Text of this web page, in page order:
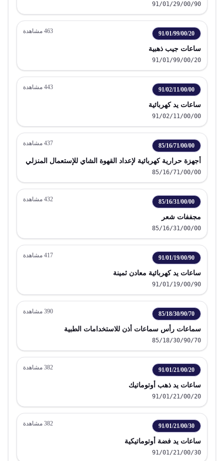
91/01/29/00/90
91/01/99/00/20
463 مشاهدة
ساعات جيب ذهبية
91/01/99/00/20
91/02/11/00/00
443 مشاهدة
ساعات يد كهربائية
91/02/11/00/00
85/16/71/00/00
437 مشاهدة
أجهزة حرارية كهربائية لإعداد القهوة الشاي للإستعمال المنزلي
85/16/71/00/00
85/16/31/00/00
432 مشاهدة
مجففات شعر
85/16/31/00/00
91/01/19/00/90
417 مشاهدة
ساعات يد كهربائية معادن ثمينة
91/01/19/00/90
85/18/30/90/70
390 مشاهدة
سماعات رأس سماعات أذن للاستخدامات الطبية
85/18/30/90/70
91/01/21/00/20
382 مشاهدة
ساعات يد ذهب أوتوماتيك
91/01/21/00/20
91/01/21/00/30
382 مشاهدة
ساعات يد فضة أوتوماتيكية
91/01/21/00/30